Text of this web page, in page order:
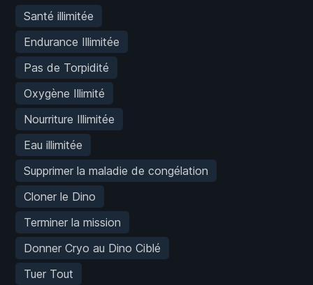
Santé illimitée
Endurance Illimitée
Pas de Torpidité
Oxygène Illimité
Nourriture Illimitée
Eau illimitée
Supprimer la maladie de congélation
Cloner le Dino
Terminer la mission
Donner Cryo au Dino Ciblé
Tuer Tout